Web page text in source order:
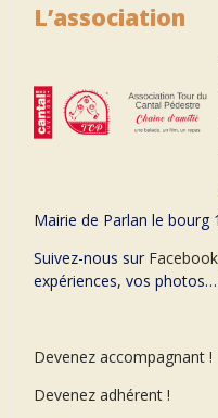
L’association
Mairie de Parlan le bourg
Suivez-nous sur Facebook
expériences, vos
Devenez accompagnant !
Devenez adhérent !